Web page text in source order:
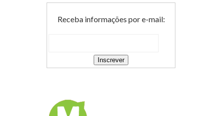
Receba informações por e-mail: